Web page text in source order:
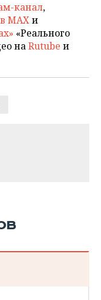
канал,
MAXи
«Реального
наRutube и